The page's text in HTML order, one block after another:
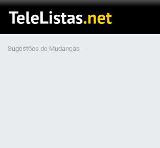
Sugestões de Mudanças